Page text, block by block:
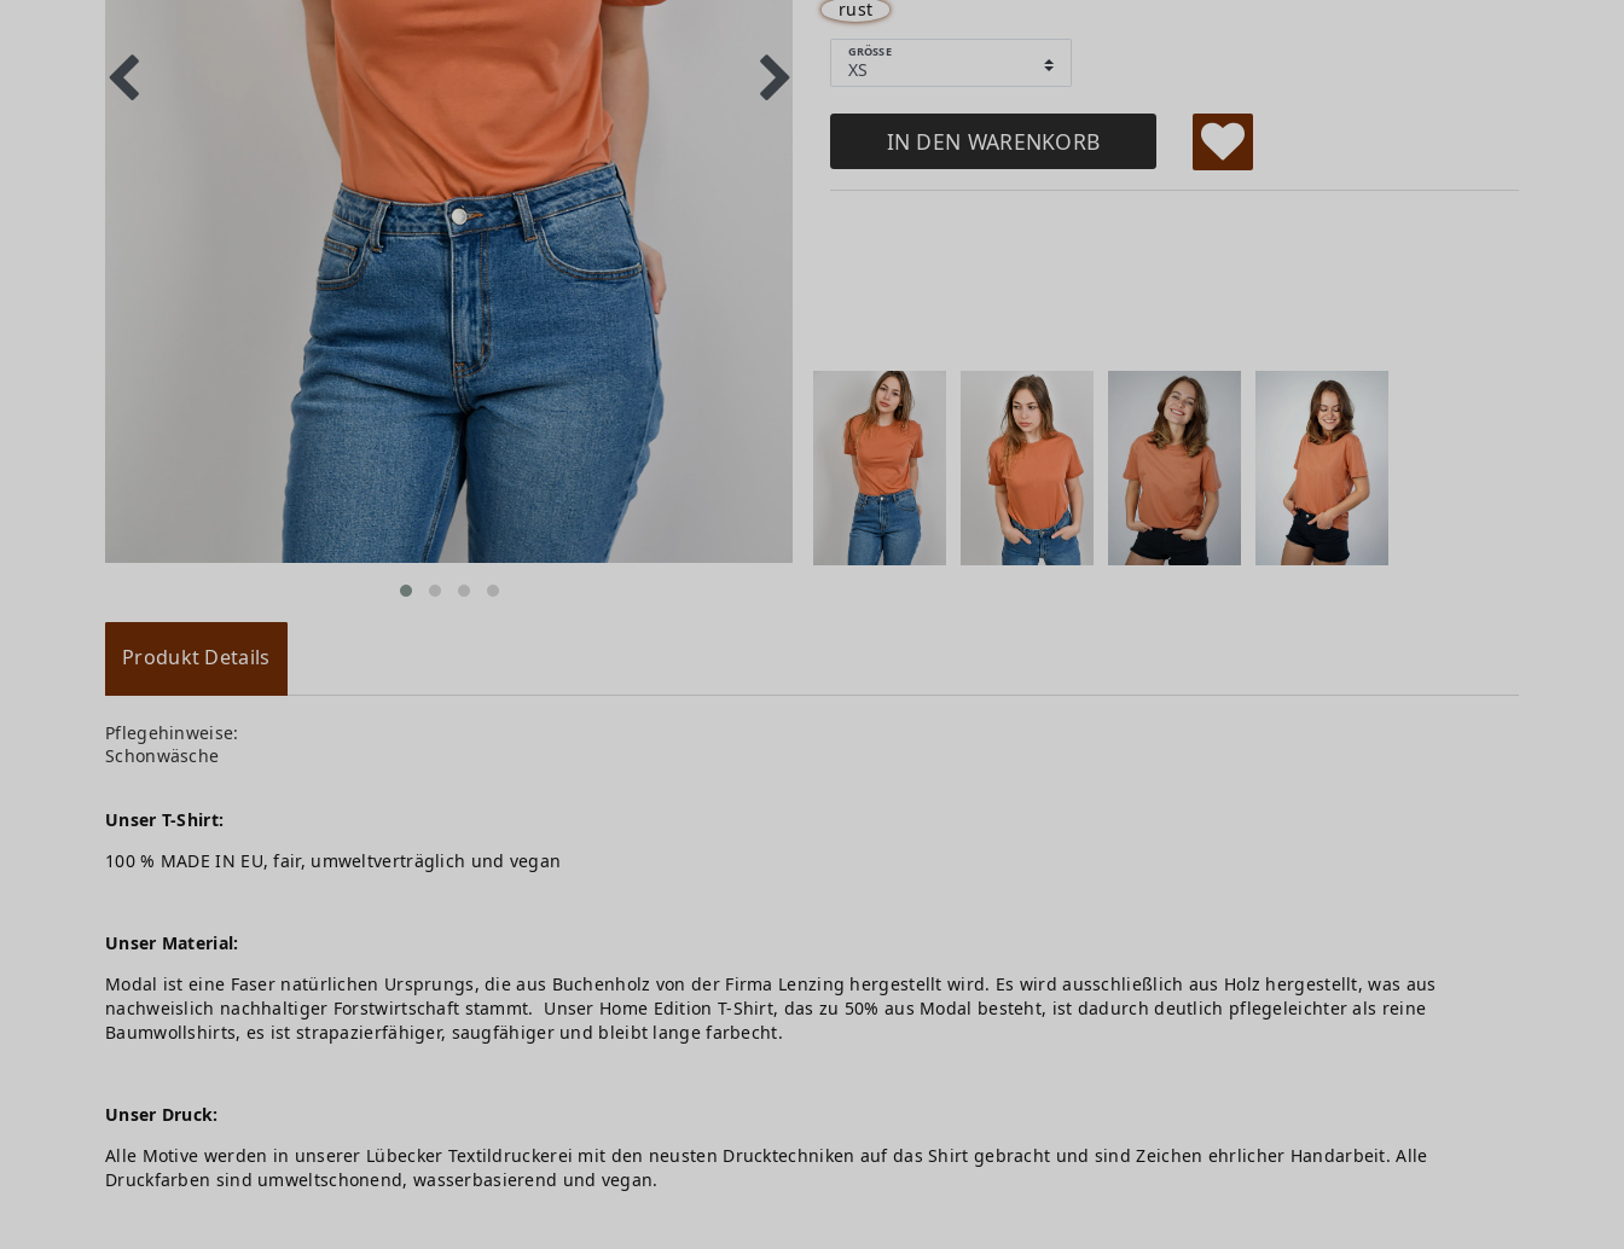
rust
GRÖSSE
IN DEN WARENKORB
W
lis
te
Produkt Details
Pflegehinweise:
Schonwäsche
Unser T-Shirt:
100 % MADE IN EU, fair, umweltverträglich und vegan
Unser Material:
Modal ist eine Faser natürlichen Ursprungs, die aus Buchenholz von der Firma Lenzing hergestellt wird. Es wird ausschließlich aus Holz hergestellt, was aus
nachweislich nachhaltiger Forstwirtschaft stammt. Unser Home Edition T-Shirt, das zu 50% aus Modal besteht, ist dadurch deutlich pflegeleichter als reine
Baumwollshirts, es ist strapazierfähiger, saugfähiger und bleibt lange farbecht.
Unser Druck:
Alle Motive werden in unserer Lübecker Textildruckerei mit den neusten Drucktechniken auf das Shirt gebracht und sind Zeichen ehrlicher Handarbeit. Alle
Druckfarben sind umweltschonend, wasserbasierend und vegan.